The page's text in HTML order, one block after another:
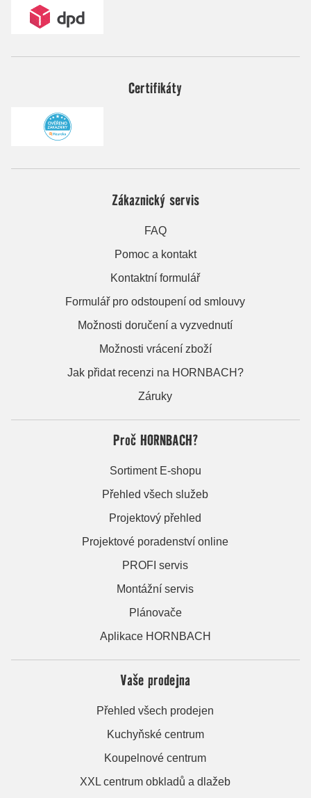
Certifikáty
Zákaznický servis
FAQ
Pomoc a kontakt
Kontaktní formulář
Formulář pro odstoupení od smlouvy
Možnosti doručení a vyzvednutí
Možnosti vrácení zboží
Jak přidat recenzi na HORNBACH?
Záruky
Proč HORNBACH?
Sortiment E-shopu
Přehled všech služeb
Projektový přehled
Projektové poradenství online
PROFI servis
Montážní servis
Plánovače
Aplikace HORNBACH
Vaše prodejna
Přehled všech prodejen
Kuchyňské centrum
Koupelnové centrum
XXL centrum obkladů a dlažeb